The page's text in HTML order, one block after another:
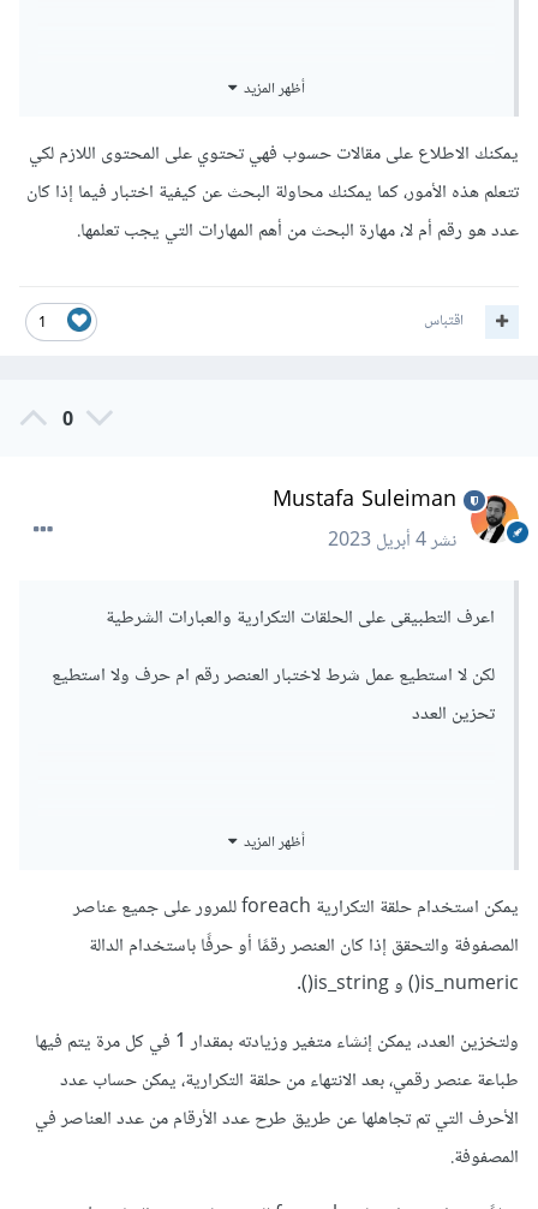
أظهر المزيد
يمكنك الاطلاع على مقالات حسوب فهي تحتوي على المحتوى اللازم لكي
تتعلم هذه الأمور، كما يمكنك محاولة البحث عن كيفية اختبار فيما إذا كان
عدد هو رقم أم لا، مهارة البحث من أهم المهارات التي يجب تعلمها.
1 اقتباس
0
Mustafa Suleiman
نشر4 أبريل 2023
اعرف التطبيقى على الحلقات التكرارية والعبارات الشرطية
لكن لا استطيع عمل شرط لاختبار العنصر رقم ام حرف ولا استطيع
تحزين العدد
أظهر المزيد
يمكن استخدام حلقة التكرارية foreach للمرور على جميع عناصر
المصفوفة والتحقق إذا كان العنصر رقمًا أو حرفًا باستخدام الدالة
is_numeric() و is_string().
ولتخزين العدد، يمكن إنشاء متغير وزيادته بمقدار 1 في كل مرة يتم فيها
طباعة عنصر رقمي، بعد الانتهاء من حلقة التكرارية، يمكن حساب عدد
الأحرف التي تم تجاهلها عن طريق طرح عدد الأرقام من عدد العناصر في
المصفوفة.